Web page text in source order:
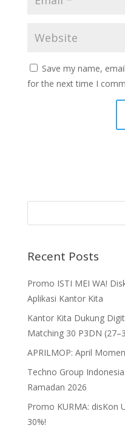
Save my name,
for the next time I
Recent Posts
Promo ISTI MEI WA!
Aplikasi Kantor Kita
Kantor Kita Dukung
Matching 30 P3DN
APRILMOP: April
Techno Group
Ramadan 2026
Promo KURMA: disKon
30%!